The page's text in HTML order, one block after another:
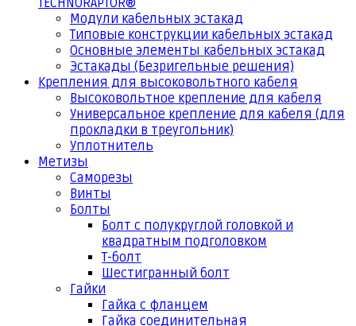
TECHNORAPTOR®
Модули кабельных эстакад
Типовые конструкции кабельных эстакад
Основные элементы кабельных эстакад
Эстакады (Безригельные решения)
Крепления для высоковольтного кабеля
Высоковольтное крепление для кабеля
Универсальное крепление для кабеля (для
прокладки в треугольник)
Уплотнитель
Метизы
Саморезы
Винты
Болты
Болт с полукруглой головкой и
квадратным подголовком
Т-болт
Шестигранный болт
Гайки
Гайка с фланцем
Гайка соединительная